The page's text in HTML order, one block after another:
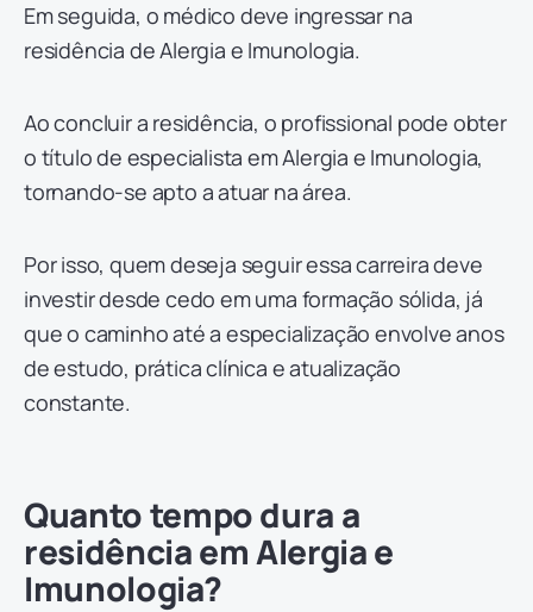
Em seguida, o médico deve ingressar na
residência de Alergia e Imunologia.
Ao concluir a residência, o profissional pode obter
o título de especialista em Alergia e Imunologia,
tornando-se apto a atuar na área.
Por isso, quem deseja seguir essa carreira deve
investir desde cedo em uma formação sólida, já
que o caminho até a especialização envolve anos
de estudo, prática clínica e atualização
constante.
Quanto tempo dura a
residência em Alergia e
Imunologia?